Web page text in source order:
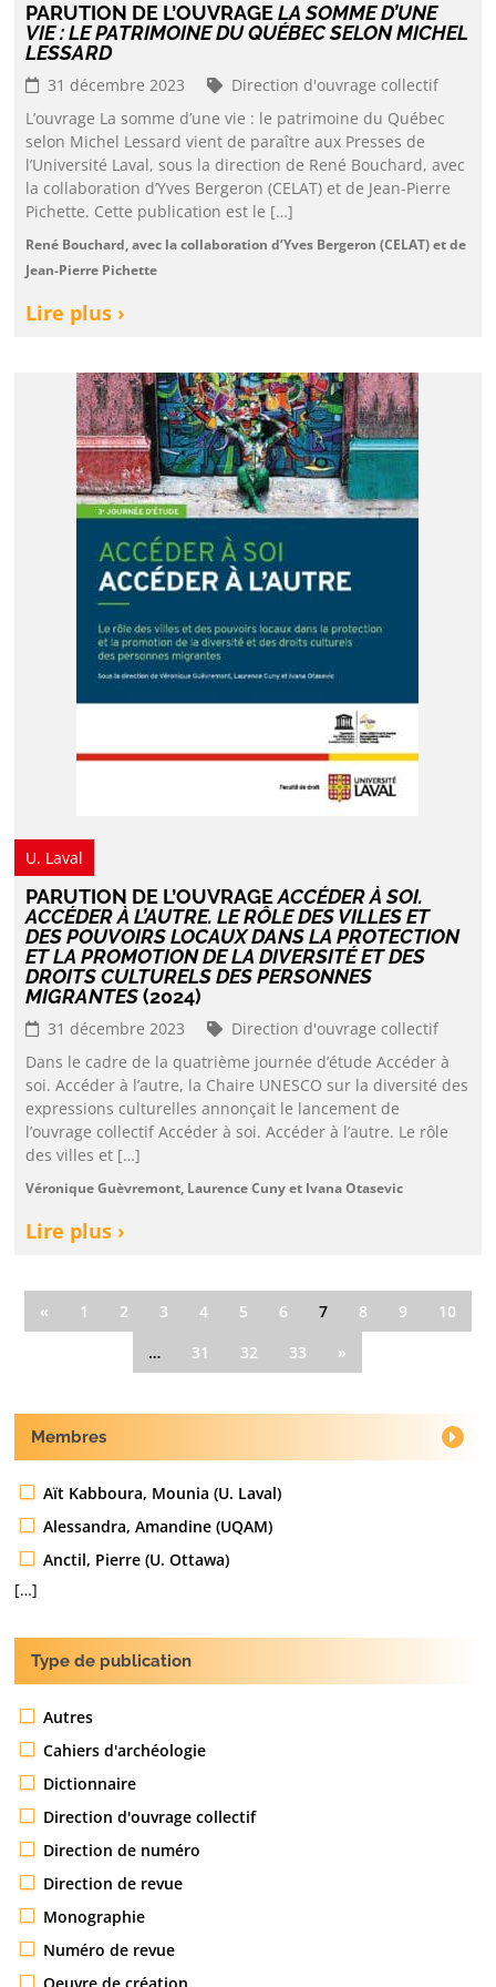
PARUTION DE L’OUVRAGELA SOMME D’UNE
VIE : LE PATRIMOINE DU QUÉBEC SELON MICHEL
LESSARD
31 décembre 2023
Direction d'ouvrage collectif
L’ouvrage La somme d’une vie : le patrimoine du Québec
selon Michel Lessard vient de paraître aux Presses de
l’Université Laval, sous la direction de René Bouchard, avec
la collaboration d’Yves Bergeron (CELAT) et de Jean-Pierre
Pichette. Cette publication est le […]
René Bouchard, avec la collaboration d’Yves Bergeron (CELAT) et de
Jean-Pierre Pichette
Lire plus ›
U. Laval
PARUTION DE L’OUVRAGEACCÉDER À SOI.
ACCÉDER À L’AUTRE. LE RÔLE DES VILLES ET
DES POUVOIRS LOCAUX DANS LA PROTECTION
ET LA PROMOTION DE LA DIVERSITÉ ET DES
DROITS CULTURELS DES PERSONNES
MIGRANTES(2024)
31 décembre 2023
Direction d'ouvrage collectif
Dans le cadre de la quatrième journée d’étude Accéder à
soi. Accéder à l’autre, la Chaire UNESCO sur la diversité des
expressions culturelles annonçait le lancement de
l’ouvrage collectif Accéder à soi. Accéder à l’autre. Le rôle
des villes et […]
Véronique Guèvremont, Laurence Cuny et Ivana Otasevic
Lire plus ›
« 1 2 3 4 5 6 7 8 9
10
…
31 32 33 »
Membres
Aït Kabboura, Mounia (U. Laval)
Alessandra, Amandine (UQAM)
Anctil, Pierre (U. Ottawa)
[…]
Type de publication
Autres
Cahiers d'archéologie
Dictionnaire
Direction d'ouvrage collectif
Direction de numéro
Direction de revue
Monographie
Numéro de revue
Oeuvre de création